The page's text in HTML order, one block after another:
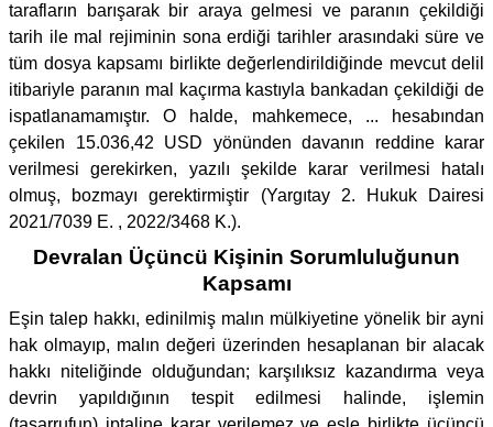
tarafların barışarak bir araya gelmesi ve paranın çekildiği
tarih ile mal rejiminin sona erdiği tarihler arasındaki süre ve
tüm dosya kapsamı birlikte değerlendirildiğinde mevcut delil
itibariyle paranın mal kaçırma kastıyla bankadan çekildiği de
ispatlanamamıştır. O halde, mahkemece, ... hesabından
çekilen 15.036,42 USD yönünden davanın reddine karar
verilmesi gerekirken, yazılı şekilde karar verilmesi hatalı
olmuş, bozmayı gerektirmiştir (Yargıtay 2. Hukuk Dairesi
2021/7039 E. , 2022/3468 K.).
Devralan Üçüncü Kişinin Sorumluluğunun
Kapsamı
Eşin talep hakkı, edinilmiş malın mülkiyetine yönelik bir ayni
hak olmayıp, malın değeri üzerinden hesaplanan bir alacak
hakkı niteliğinde olduğundan; karşılıksız kazandırma veya
devrin yapıldığının tespit edilmesi halinde, işlemin